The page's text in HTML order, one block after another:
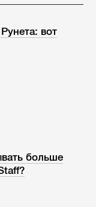
вот
больше